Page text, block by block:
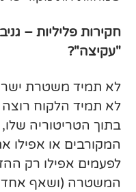
חקירות פליליות –
"עקיצה"?
לא תמיד משטרת
לא תמיד הלקוח
בתוך הטריטוריה
המקורבים או אפילו
לפעמים אפילו רק
המשטרה (ושאף אחד